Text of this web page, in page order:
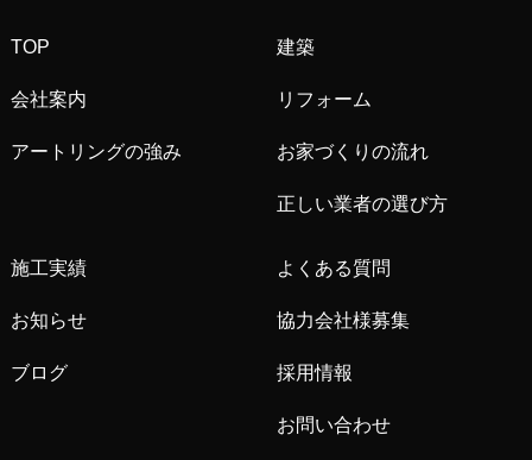
TOP
会社案内
アートリングの強み
建築
リフォーム
お家づくりの流れ
正しい業者の選び方
施工実績
お知らせ
ブログ
よくある質問
協力会社様募集
採用情報
お問い合わせ